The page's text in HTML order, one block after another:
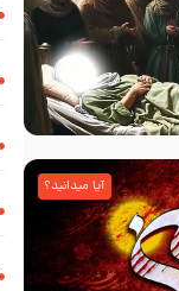
آیا میدانید؟